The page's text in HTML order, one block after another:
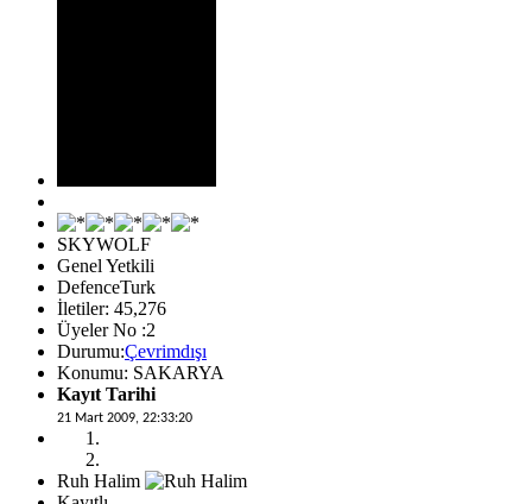
SKYWOLF
Genel Yetkili
DefenceTurk
İletiler: 45,276
Üyeler No :2
Durumu:Çevrimdışı
Konumu: SAKARYA
Kayıt Tarihi
21 Mart 2009, 22:33:20
Ruh Halim